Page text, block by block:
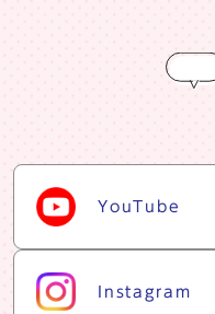
snsリスト
YouTube
Instagram